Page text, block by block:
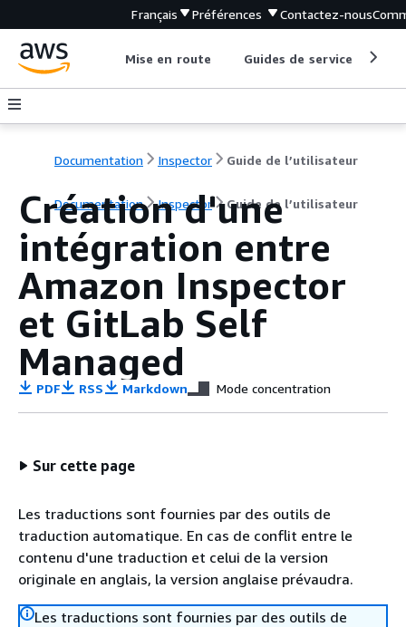
Français Préférences Contactez-nous
Mise en route Guides de service
Documentation Inspector Guide de l’utilisateur
Documentation Inspector Guide de l’utilisateur
Création d'une
intégration entre
Amazon Inspector
et GitLab Self
Managed
PDF RSS Markdown Mode concentration
Sur cette page
Les traductions sont fournies par des outils de
traduction automatique. En cas de conflit entre le
contenu d'une traduction et celui de la version
originale en anglais, la version anglaise prévaudra.
Les traductions sont fournies par des outils de